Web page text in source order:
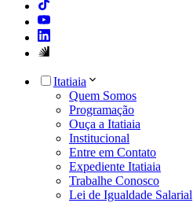
Itatiaia
Quem Somos
Programação
Ouça a Itatiaia
Institucional
Entre em Contato
Expediente Itatiaia
Trabalhe Conosco
Lei de Igualdade Salarial